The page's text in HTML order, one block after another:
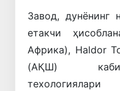
Завод, дунёнинг
етакчи
Африка), Haldor
(АҚШ) каби